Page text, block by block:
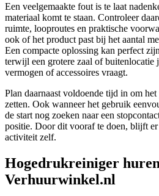
Een veelgemaakte fout is te laat
materiaal komt te staan. Controleer
ruimte, looproutes en praktische
ook of het product past bij het aantal
Een compacte oplossing kan perfect
terwijl een grotere zaal of buitenlocatie
vermogen of accessoires vraagt.
Plan daarnaast voldoende tijd in om
zetten. Ook wanneer het gebruik
de start nog zoeken naar een
positie. Door dit vooraf te doen, blijft
activiteit zelf.
Hogedrukreiniger
Verhuurwinkel.nl